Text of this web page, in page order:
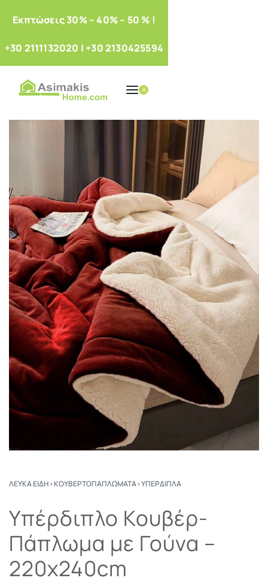
Eκπτώσεις 30% – 40% – 50 % !
+30 2111132020 | +30 2130425594
0
ΛΕΥΚΆ ΕΊΔΗ›ΚΟΥΒΕΡΤΟΠΑΠΛΏΜΑΤΑ›ΥΠΈΡΔΙΠΛΑ
Υπέρδιπλο Κουβέρ-
Πάπλωμα με Γούνα –
220x240cm